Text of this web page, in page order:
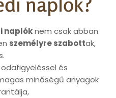
naplóknem csak abban
személyre szabottak,
és
minőségű anyagok